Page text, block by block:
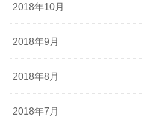
2018年10月
2018年9月
2018年8月
2018年7月